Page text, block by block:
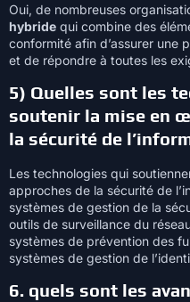
Oui, de nombreuses
hybride qui combine des
conformité afin d’assurer une
et de répondre à toutes les
5) Quelles sont les
soutenir la mise en
la sécurité de
Les technologies qui
approches de la sécurité de
systèmes de gestion de la
outils de surveillance du
systèmes de prévention des
systèmes de gestion de
6. quels sont les